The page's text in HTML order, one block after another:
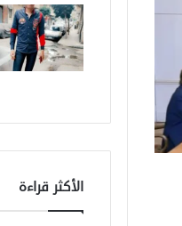
الأكثر قراءة